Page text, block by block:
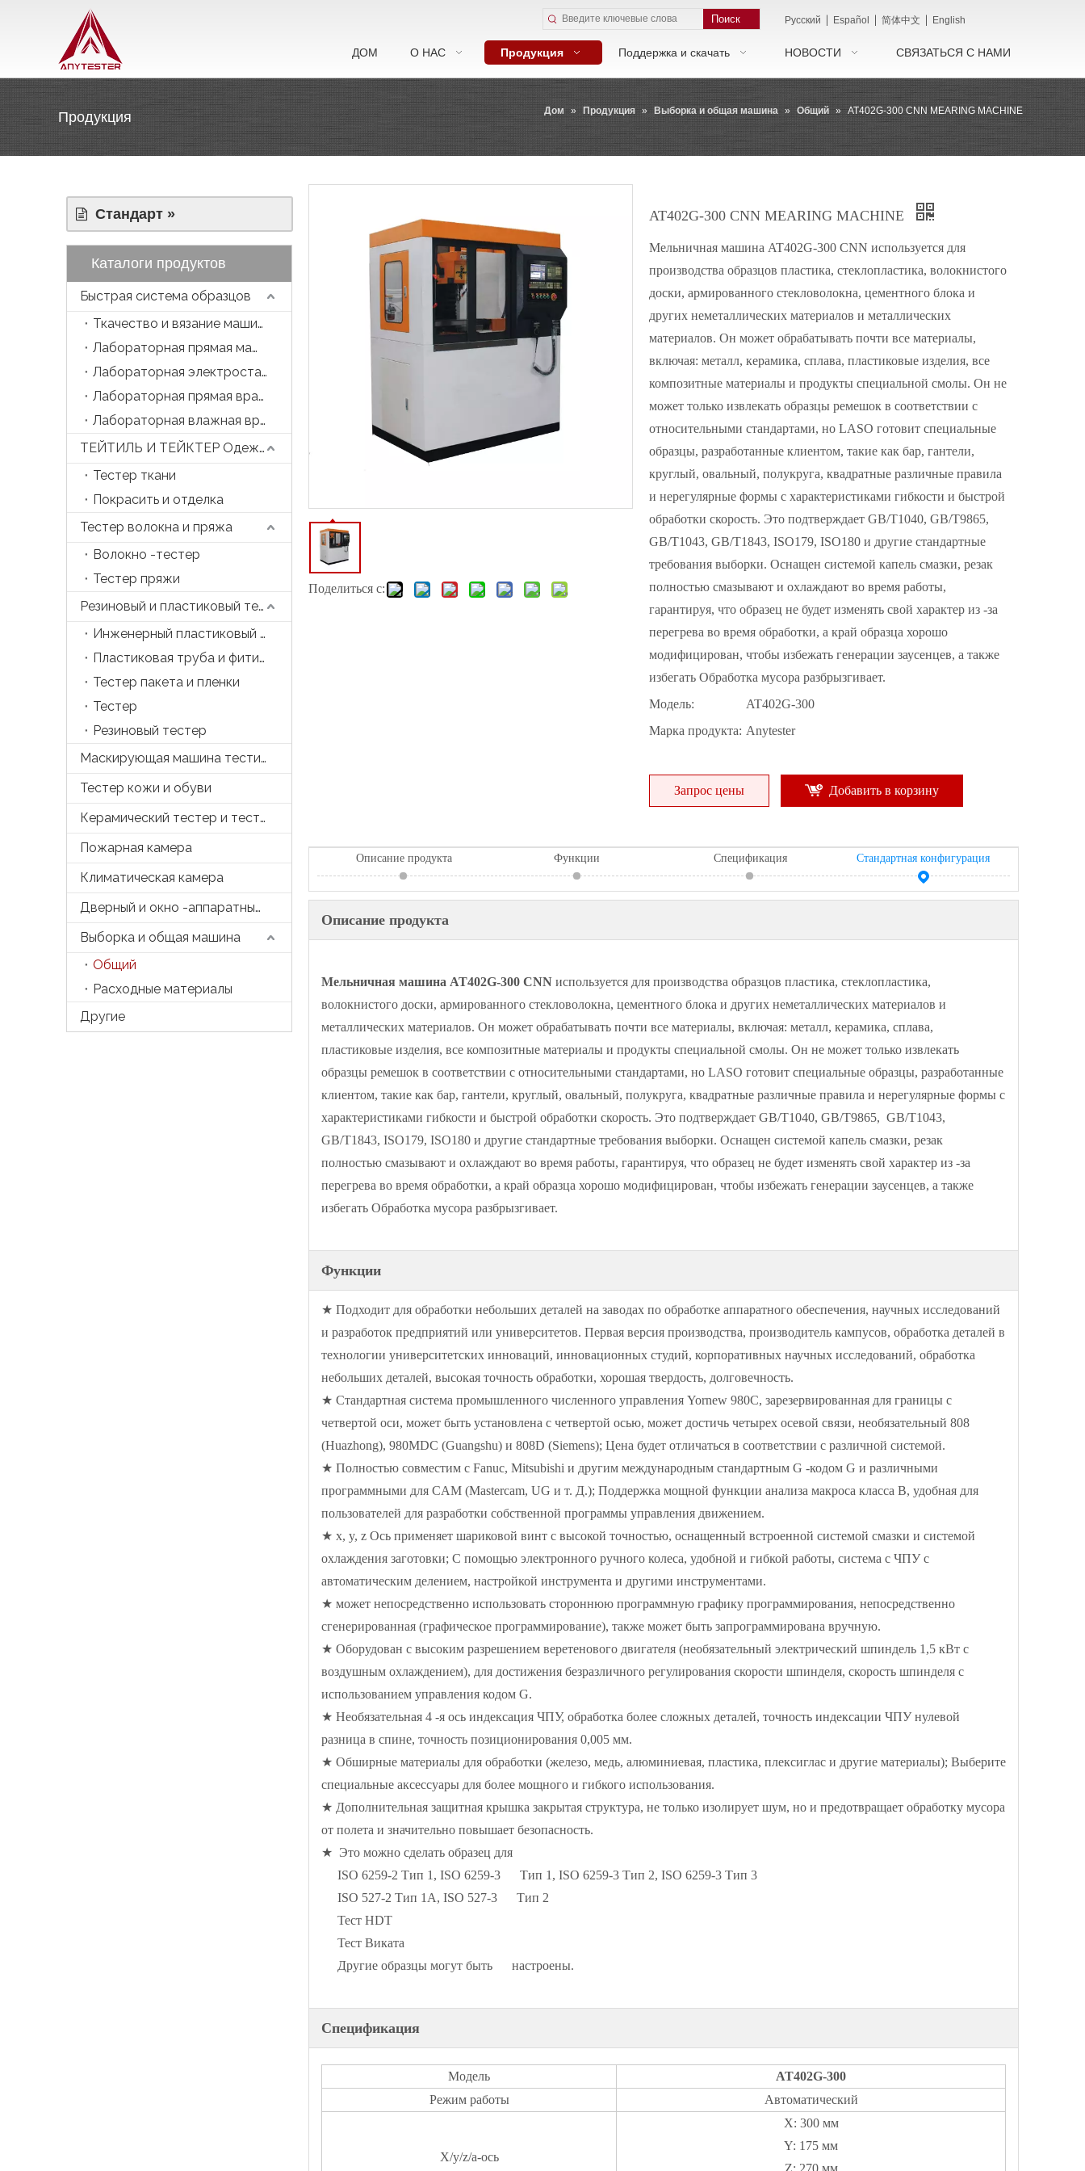
Поиск Pусский Español 简体中文 English
ДОМ О НАС Продукция Поддержка и скачать НОВОСТИ СВЯЗАТЬСЯ С НАМИ
Продукция Дом » Продукция » Выборка и общая машина » Общий » AT402G-300 CNN MEARING MACHINE
Стандарт »
Каталоги продуктов
Быстрая система образцов
Ткачество и вязание машина
Лабораторная прямая машина
Лабораторная электростатическая прядильная машина
Лабораторная прямая вращающаяся машина
Лабораторная влажная вращающаяся машина
ТЕЙТИЛЬ И ТЕЙКТЕР Одежда
Тестер ткани
Покрасить и отделка
Тестер волокна и пряжа
Волокно -тестер
Тестер пряжи
Резиновый и пластиковый тестер
Инженерный пластиковый тестер
Пластиковая труба и фитинга тестер
Тестер пакета и пленки
Тестер
Резиновый тестер
Маскирующая машина тестирования
Тестер кожи и обуви
Керамический тестер и тесто
Пожарная камера
Климатическая камера
Дверный и окно -аппаратный тестер
Выборка и общая машина
Общий
Расходные материалы
Другие
Поделиться с:
AT402G-300 CNN MEARING MACHINE
Мельничная машина AT402G-300 CNN используется для
производства образцов пластика, стеклопластика, волокнистого
доски, армированного стекловолокна, цементного блока и
других неметаллических материалов и металлических
материалов. Он может обрабатывать почти все материалы,
включая: металл, керамика, сплава, пластиковые изделия, все
композитные материалы и продукты специальной смолы. Он не
может только извлекать образцы ремешок в соответствии с
относительными стандартами, но LASO готовит специальные
образцы, разработанные клиентом, такие как бар, гантели,
круглый, овальный, полукруга, квадратные различные правила
и нерегулярные формы с характеристиками гибкости и быстрой
обработки скорость. Это подтверждает GB/T1040, GB/T9865,
GB/T1043, GB/T1843, ISO179, ISO180 и другие стандартные
требования выборки. Оснащен системой капель смазки, резак
полностью смазывают и охлаждают во время работы,
гарантируя, что образец не будет изменять свой характер из -за
перегрева во время обработки, а край образца хорошо
модифицирован, чтобы избежать генерации заусенцев, а также
избегать Обработка мусора разбрызгивает.
Модель:
AT402G-300
Марка продукта: Anytester
Запрос цены Добавить в корзину
Описание продукта Функции Спецификация Стандартная конфигурация
Описание продукта
Мельничная машина AT402G-300 CNN используется для производства образцов пластика, стеклопластика,
волокнистого доски, армированного стекловолокна, цементного блока и других неметаллических материалов и
металлических материалов. Он может обрабатывать почти все материалы, включая: металл, керамика, сплава,
пластиковые изделия, все композитные материалы и продукты специальной смолы. Он не может только извлекать
образцы ремешок в соответствии с относительными стандартами, но LASO готовит специальные образцы, разработанные
клиентом, такие как бар, гантели, круглый, овальный, полукруга, квадратные различные правила и нерегулярные формы с
характеристиками гибкости и быстрой обработки скорость. Это подтверждает GB/T1040, GB/T9865, GB/T1043,
GB/T1843, ISO179, ISO180 и другие стандартные требования выборки. Оснащен системой капель смазки, резак
полностью смазывают и охлаждают во время работы, гарантируя, что образец не будет изменять свой характер из -за
перегрева во время обработки, а край образца хорошо модифицирован, чтобы избежать генерации заусенцев, а также
избегать Обработка мусора разбрызгивает.
Функции
★ Подходит для обработки небольших деталей на заводах по обработке аппаратного обеспечения, научных исследований
и разработок предприятий или университетов. Первая версия производства, производитель кампусов, обработка деталей в
технологии университетских инноваций, инновационных студий, корпоративных научных исследований, обработка
небольших деталей, высокая точность обработки, хорошая твердость, долговечность.
★ Стандартная система промышленного численного управления Yornew 980C, зарезервированная для границы с
четвертой оси, может быть установлена ​​с четвертой осью, может достичь четырех осевой связи, необязательный 808
(Huazhong), 980MDC (Guangshu) и 808D (Siemens); Цена будет отличаться в соответствии с различной системой.
★ Полностью совместим с Fanuc, Mitsubishi и другим международным стандартным G -кодом G и различными
программными для CAM (Mastercam, UG и т. Д.); Поддержка мощной функции анализа макроса класса B, удобная для
пользователей для разработки собственной программы управления движением.
★ x, y, z Ось применяет шариковой винт с высокой точностью, оснащенный встроенной системой смазки и системой
охлаждения заготовки; С помощью электронного ручного колеса, удобной и гибкой работы, система с ЧПУ с
автоматическим делением, настройкой инструмента и другими инструментами.
★ может непосредственно использовать стороннюю программную графику программирования, непосредственно
сгенерированная (графическое программирование), также может быть запрограммирована вручную.
★ Оборудован с высоким разрешением веретенового двигателя (необязательный электрический шпиндель 1,5 кВт с
воздушным охлаждением), для достижения безразличного регулирования скорости шпинделя, скорость шпинделя с
использованием управления кодом G.
★ Необязательная 4 -я ось индексация ЧПУ, обработка более сложных деталей, точность индексации ЧПУ нулевой
разница в спине, точность позиционирования 0,005 мм.
★ Обширные материалы для обработки (железо, медь, алюминиевая, пластика, плексиглас и другие материалы); Выберите
специальные аксессуары для более мощного и гибкого использования.
★ Дополнительная защитная крышка закрытая структура, не только изолирует шум, но и предотвращает обработку мусора
от полета и значительно повышает безопасность.
★ Это можно сделать образец для
ISO 6259-2 Тип 1, ISO 6259-3 Тип 1, ISO 6259-3 Тип 2, ISO 6259-3 Тип 3
ISO 527-2 Тип 1А, ISO 527-3 Тип 2
Тест HDT
Тест Виката
Другие образцы могут быть настроены.
Спецификация
Модель
AT402G-300
Режим работы
Автоматический
X/y/z/a-ось
X: 300 мм
Y: 175 мм
Z: 270 мм